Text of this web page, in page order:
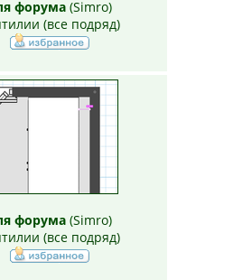
форума (Simro)
(все подряд)
форума (Simro)
(все подряд)